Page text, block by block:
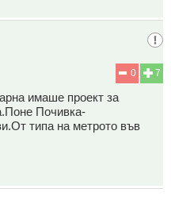
7
0
имаше проект за
Почивка-
типа на метрото във